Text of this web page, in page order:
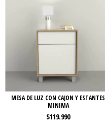
MESA DE LUZ CON CAJON Y ESTANTES
MINIMA
$119.990